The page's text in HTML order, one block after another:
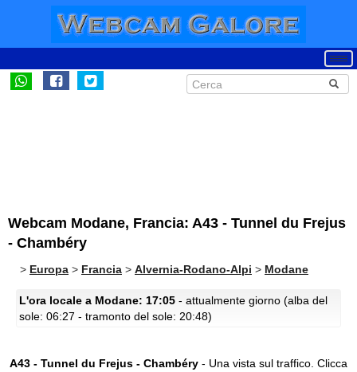
Webcam Modane, Francia: A43 - Tunnel du Frejus
- Chambéry
> Europa > Francia > Alvernia-Rodano-Alpi > Modane
L'ora locale a Modane: 17:05 - attualmente giorno (alba del
sole: 06:27 - tramonto del sole: 20:48)
A43 - Tunnel du Frejus - Chambéry - Una vista sul traffico. Clicca